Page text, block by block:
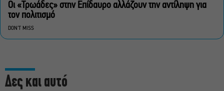
Οι «Τρωάδες» στην Επίδαυρο αλλάζουν την αντίληψη για
τον πολιτισμό
DON'T MISS
Δες και αυτό